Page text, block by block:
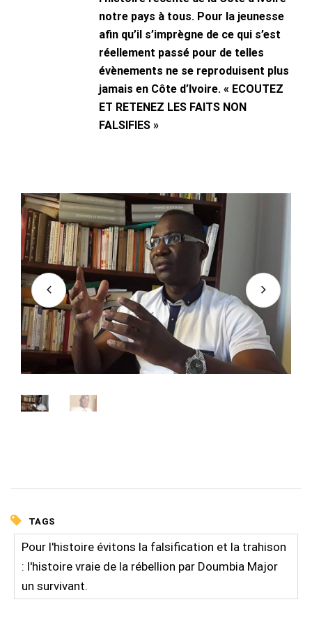
notre pays à tous. Pour la jeunesse
afin qu’il s’imprègne de ce qui s’est
réellement passé pour de telles
évènements ne se reproduisent plus
jamais en Côte d’Ivoire. « ECOUTEZ
ET RETENEZ LES FAITS NON
FALSIFIES »
TAGS
Pour l'histoire évitons la falsification et la trahison
: l'histoire vraie de la rébellion par Doumbia Major
un survivant.